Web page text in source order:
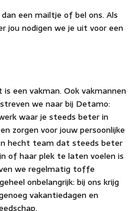
een mailtje of bel ons. Als
jou nodigen we je uit voor een
een vakman. Ook vakmannen
we naar bij Detamo:
waar je steeds beter in
zorgen voor jouw persoonlijke
hecht team dat steeds beter
of haar plek te laten voelen is
we regelmatig toffe
onbelangrijk: bij ons krijg
vakantiedagen en